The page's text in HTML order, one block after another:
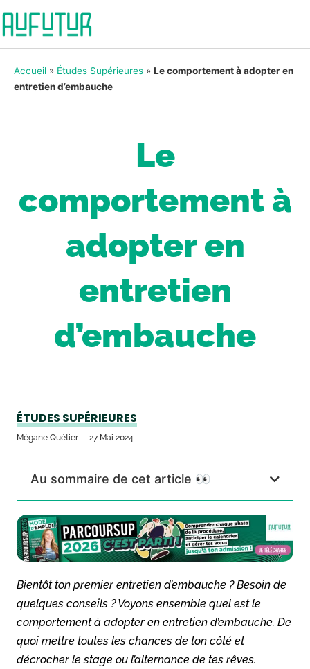
Accueil » Études Supérieures » Le comportement à adopter en
entretien d’embauche
Le
comportement à
adopter en
entretien
d’embauche
ÉTUDES SUPÉRIEURES
Mégane Quétier 27 Mai 2024
Au sommaire de cet article 👀
Bientôt ton premier entretien d’embauche ? Besoin de
quelques conseils ? Voyons ensemble quel est le
comportement à adopter en entretien d’embauche. De
quoi mettre toutes les chances de ton côté et
décrocher le stage ou l’alternance de tes rêves.